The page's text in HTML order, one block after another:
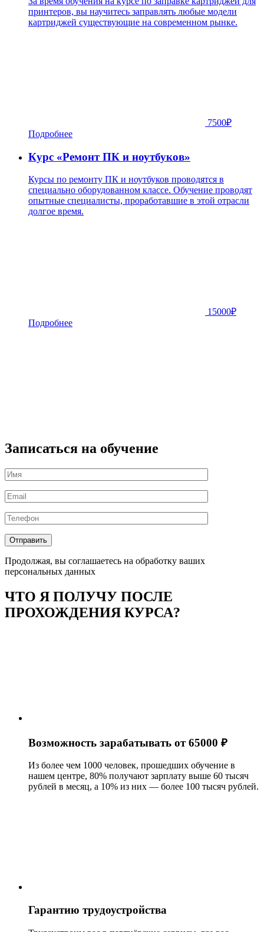
принтеров, вы научитесь заправлять любые модели
картриджей существующие на современном рынке.
7500₽
Подробнее
Курс «Ремонт ПК и ноутбуков»
Курсы по ремонту ПК и ноутбуков проводятся в
специально оборудованном классе. Обучение проводят
опытные специалисты, проработавшие в этой отрасли
долгое время.
15000₽
Подробнее
Записаться на обучение
Продолжая, вы соглашаетесь на обработку ваших
персональных данных
ЧТО Я ПОЛУЧУ ПОСЛЕ
ПРОХОЖДЕНИЯ КУРСА?
Возможность зарабатывать от 65000 ₽
Из более чем 1000 человек, прошедших обучение в
нашем центре, 80% получают зарплату выше 60 тысяч
рублей в месяц, а 10% из них — более 100 тысяч рублей.
Гарантию трудоустройства